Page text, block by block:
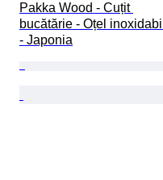
Pakka Wood - Cuțit
bucătărie - Oțel inoxidabil
- Japonia